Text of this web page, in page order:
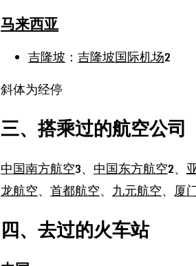
马来西亚
吉隆坡 ： 吉隆坡国际机场2
斜体为经停
三、搭乘过的航空公司
中国南方航空3、 中国东方航空2、
龙航空、 首都航空、 九元航空、 厦
四、去过的火车站